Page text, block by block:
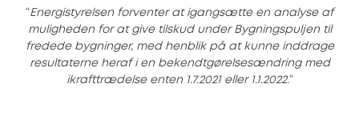
“Energistyrelsen forventer at igangsætte en analyse af
muligheden for at give tilskud under Bygningspuljen til
fredede bygninger, med henblik på at kunne inddrage
resultaterne heraf i en bekendtgørelsesændring med
ikrafttrædelse enten 1.7.2021 eller 1.1.2022.“